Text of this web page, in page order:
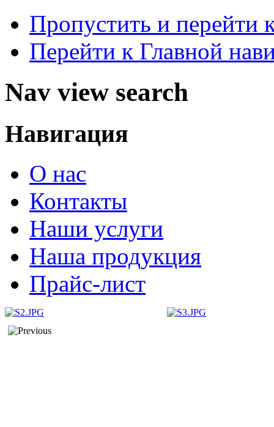
Пропустить и перейти
Перейти к Главной
Nav view search
Навигация
О нас
Контакты
Наши услуги
Наша продукция
Прайс-лист